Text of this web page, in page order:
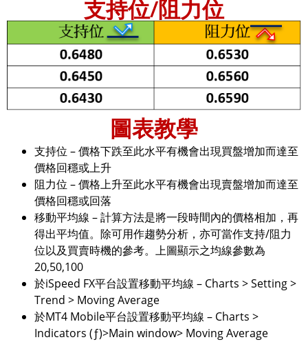
支持位/阻力位
圖表教學
支持位 – 價格下跌至此水平有機會出現買盤增加而達至
價格回穩或上升
阻力位 – 價格上升至此水平有機會出現賣盤增加而達至
價格回穩或回落
移動平均線 – 計算方法是將一段時間內的價格相加，再
得出平均值。除可用作趨勢分析，亦可當作支持/阻力
位以及買賣時機的參考。上圖顯示之均線參數為
20,50,100
於iSpeed FX平台設置移動平均線 – Charts > Setting >
Trend > Moving Average
於MT4 Mobile平台設置移動平均線 – Charts >
Indicators (ƒ)>Main window> Moving Average